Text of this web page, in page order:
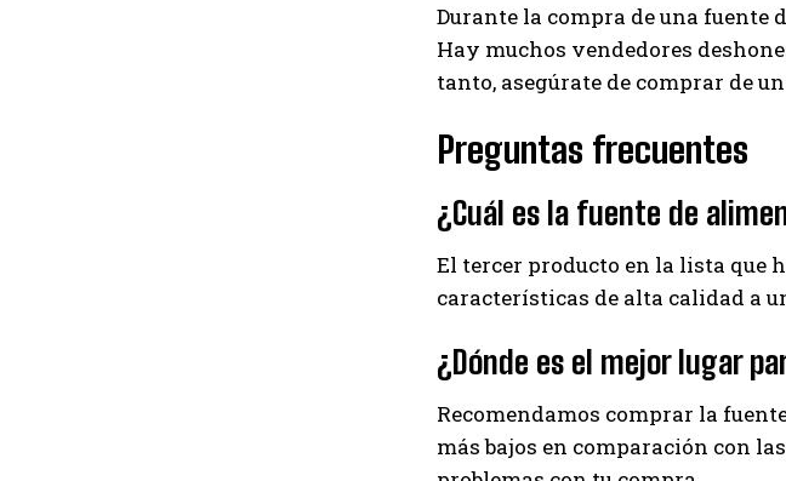
Durante la compra de una fuente
Hay muchos vendedores
tanto, asegúrate de comprar de
Preguntas frecuentes
¿Cuál es la fuente de
El tercer producto en la lista que
características de alta calidad a
¿Dónde es el mejor lugar
Recomendamos comprar la
más bajos en comparación con